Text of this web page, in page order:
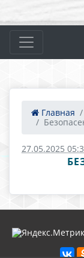
Главная
27.05.2025